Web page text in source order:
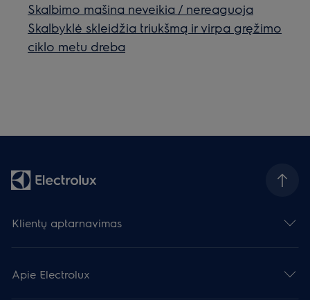
Skalbimo mašina neveikia / nereaguoja
Skalbyklė skleidžia triukšmą ir virpa gręžimo
ciklo metu dreba
Klientų aptarnavimas
Apie Electrolux